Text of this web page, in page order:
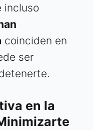
incluso
coinciden en
ser
en la